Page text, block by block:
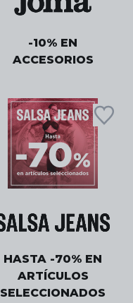
-10% EN
ACCESORIOS
HASTA -70% EN
ARTÍCULOS
SELECCIONADOS